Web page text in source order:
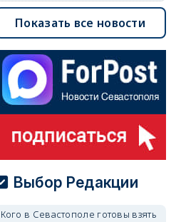
Показать все новости
Выбор Редакции
Кого в Севастополе готовы взять